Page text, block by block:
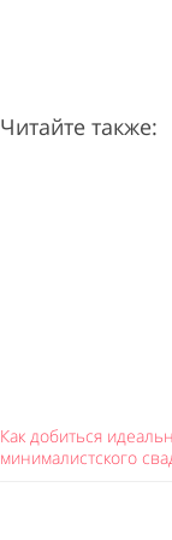
Читайте также:
Как добиться
минималистского